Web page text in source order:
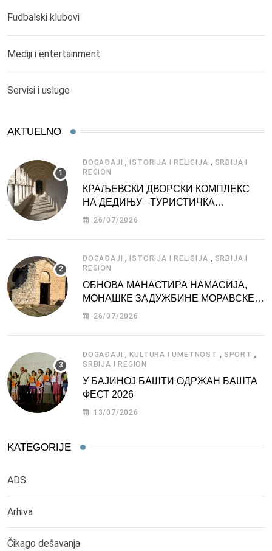
Fudbalski klubovi
Mediji i entertainment
Servisi i usluge
AKTUELNO
DOGAĐAJI ,ISTORIJA I RELIGIJA , SRBIJA I
REGION
КРАЉЕВСКИ ДВОРСКИ КОМПЛЕКС
НА ДЕДИЊУ –ТУРИСТИЧКА
АТРАКЦИЈА
26/07/2026
DOGAĐAJI ,ISTORIJA I RELIGIJA , SRBIJA I
REGION
ОБНОВА МАНАСТИРА НАМАСИЈА,
МОНАШКЕ ЗАДУЖБИНЕ МОРАВСКЕ
СРБИЈЕ
26/07/2026
DOGAĐAJI ,KULTURA I UMETNOST , SPORT ,
SRBIJA I REGION
У БАЈИНОЈ БАШТИ ОДРЖАН БАШТА
ФЕСТ 2026
13/07/2026
KATEGORIJE
ADS
Arhiva
Čikago dešavanja